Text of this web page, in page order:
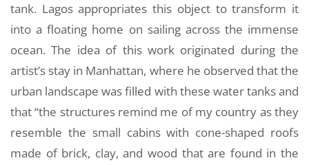
tank. Lagos appropriates this object to transform it
into a floating home on sailing across the immense
ocean. The idea of this work originated during the
artist’s stay in Manhattan, where he observed that the
urban landscape was filled with these water tanks and
that “the structures remind me of my country as they
resemble the small cabins with cone-shaped roofs
made of brick, clay, and wood that are found in the